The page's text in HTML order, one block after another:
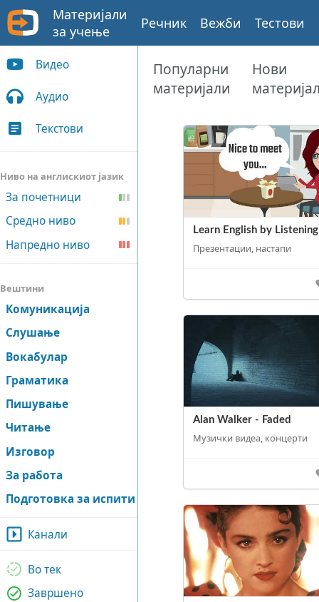
Материјали
за учење
Речник Вежби Тестови
Видео
Аудио
Текстови
Ниво на англискиот јазик
За почетници
Средно ниво
Напредно ниво
Вештини
Комуникација
Слушање
Вокабулар
Граматика
Пишување
Читање
Изговор
За работа
Подготовка за испити
Канали
Во тек
Завршено
Популарни
материјали
Нови
Learn English by Listening
Презентации, настапи
Alan Walker - Faded
Музички видеа, концерти